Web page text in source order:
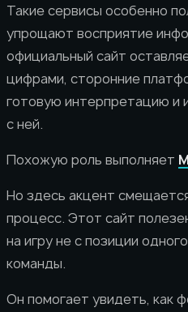
Такие сервисы особенно
упрощают восприятие
официальный сайт
цифрами, сторонние
готовую интерпретацию и
с ней.
Похожую роль выполняет
Но здесь акцент
процесс. Этот сайт
на игру не с позиции
команды.
Он помогает увидеть, как